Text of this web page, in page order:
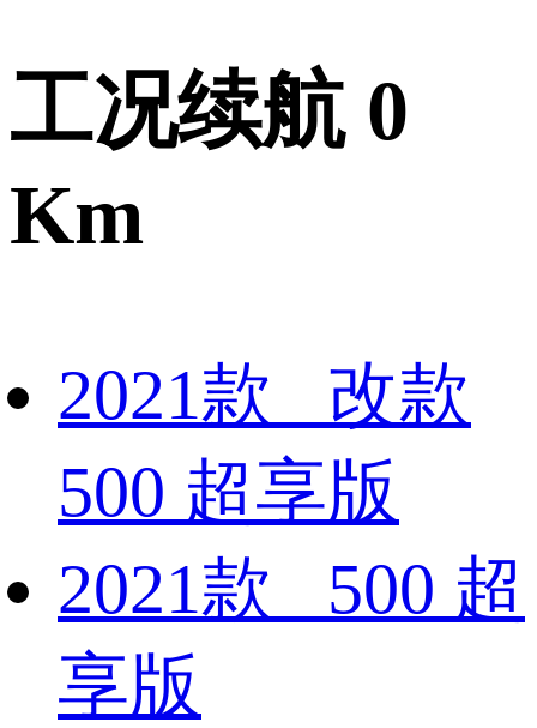
工况续航 0
Km
2021款 改款
500 超享版
2021款 500 超
享版